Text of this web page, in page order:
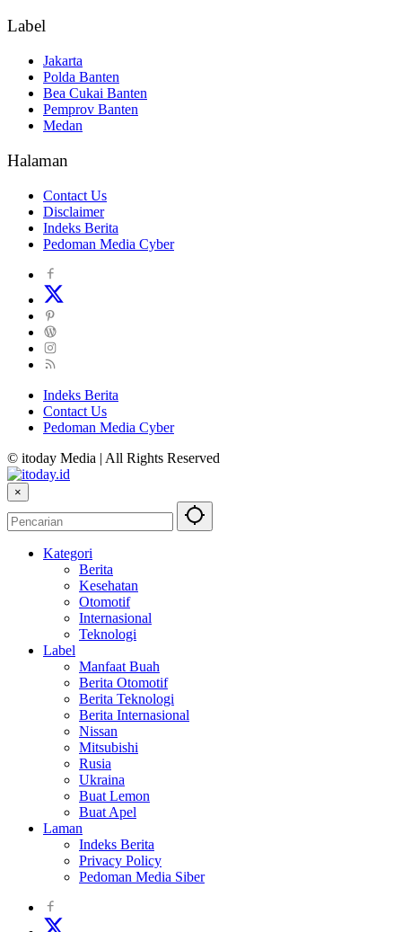
Label
Jakarta
Polda Banten
Bea Cukai Banten
Pemprov Banten
Medan
Halaman
Contact Us
Disclaimer
Indeks Berita
Pedoman Media Cyber
Indeks Berita
Contact Us
Pedoman Media Cyber
© itoday Media | All Rights Reserved
×
Kategori
Berita
Kesehatan
Otomotif
Internasional
Teknologi
Label
Manfaat Buah
Berita Otomotif
Berita Teknologi
Berita Internasional
Nissan
Mitsubishi
Rusia
Ukraina
Buat Lemon
Buat Apel
Laman
Indeks Berita
Privacy Policy
Pedoman Media Siber